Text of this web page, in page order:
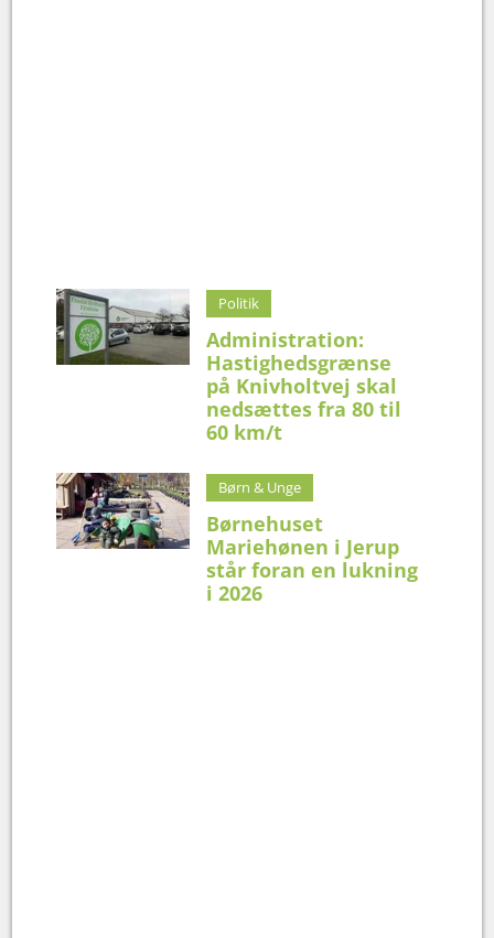
Politik
Administration:
Hastighedsgrænse
på Knivholtvej skal
nedsættes fra 80 til
60 km/t
Børn & Unge
Børnehuset
Mariehønen i Jerup
står foran en lukning
i 2026